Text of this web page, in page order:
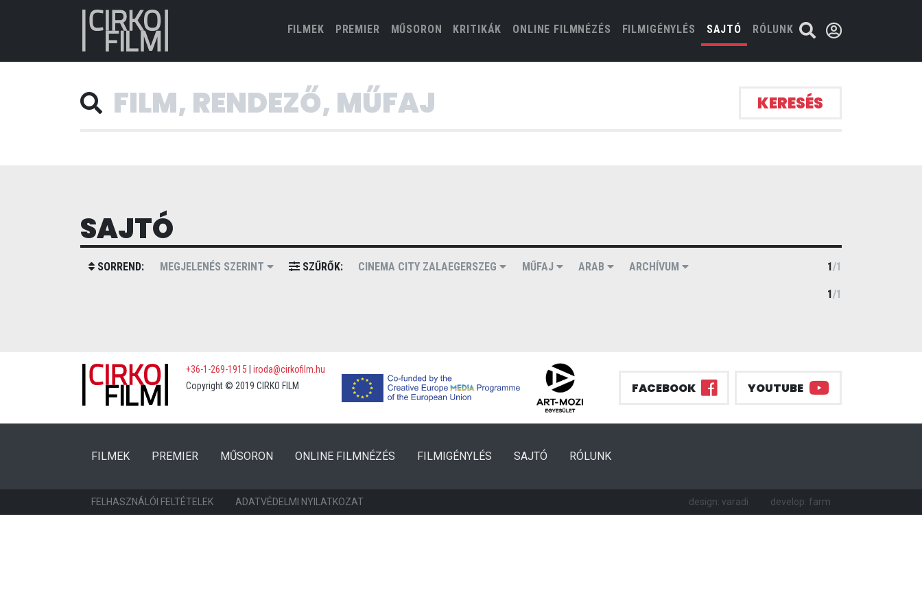
FILMEK(CURRENT)
PREMIER MŰSORON KRITIKÁK ONLINE FILMNÉZÉS FILMIGÉNYLÉS SAJTÓ RÓLUNK
KERESÉS
SAJTÓ
SORREND: MEGJELENÉS SZERINT SZŰRŐK: CINEMA CITY ZALAEGERSZEG MŰFAJ ARAB ARCHÍVUM 1/1
1/1
+36-1-269-1915
iroda@cirkofilm.hu
Copyright © 2019 CIRKO FILM
FACEBOOK YOUTUBE
FILMEK(CURRENT)
PREMIER (CURRENT)
MŰSORON ONLINE FILMNÉZÉS FILMIGÉNYLÉS SAJTÓ RÓLUNK
FELHASZNÁLÓI FELTÉTELEK ADATVÉDELMI NYILATKOZAT design: varadi develop: farm